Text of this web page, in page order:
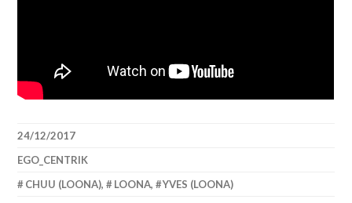
24/12/2017
EGO_CENTRIK
CHUU (LOONA), LOONA, YVES (LOONA)